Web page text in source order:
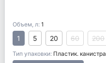
Объем, л: 1
1 5 20 60 200
Тип упаковки: Пластик. канистра